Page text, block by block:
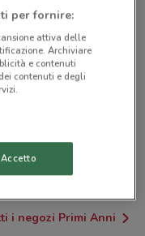
contributors
i negozi Primi Anni
per fornire:
attiva delle
Archiviare
e contenuti
contenuti e degli
Accetto